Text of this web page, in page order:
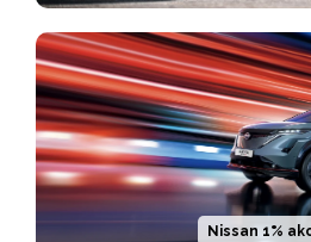
Nissan 1%